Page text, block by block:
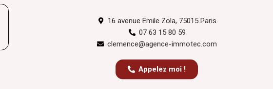
16 avenue Emile Zola, 75015 Paris
07 63 15 80 59
clemence@agence-immotec.com
Appelez moi !